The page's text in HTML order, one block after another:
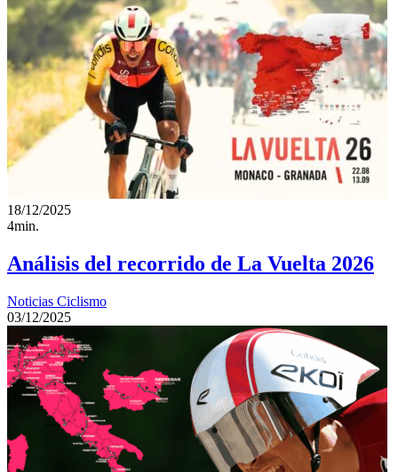
18/12/2025
4min.
Análisis del recorrido de La Vuelta 2026
Noticias Ciclismo
03/12/2025